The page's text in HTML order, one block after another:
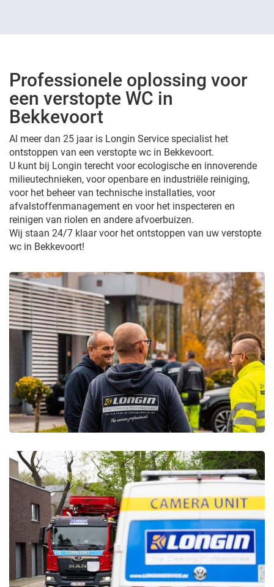
Professionele oplossing voor
een verstopte WC in
Bekkevoort
Al meer dan 25 jaar is Longin Service specialist het
ontstoppen van een verstopte wc in Bekkevoort.
U kunt bij Longin terecht voor ecologische en innoverende
milieutechnieken, voor openbare en industriële reiniging,
voor het beheer van technische installaties, voor
afvalstoffenmanagement en voor het inspecteren en
reinigen van riolen en andere afvoerbuizen.
Wij staan 24/7 klaar voor het ontstoppen van uw verstopte
wc in Bekkevoort!